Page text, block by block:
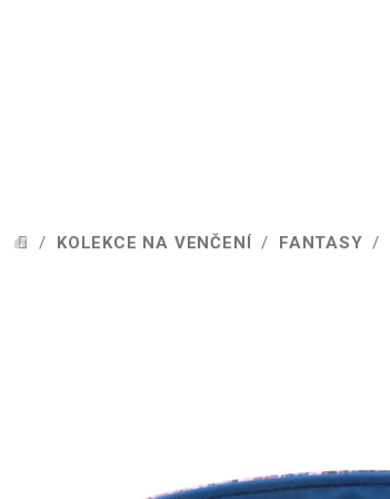
DOMŮ
/ KOLEKCE NA VENČENÍ / FANTASY /